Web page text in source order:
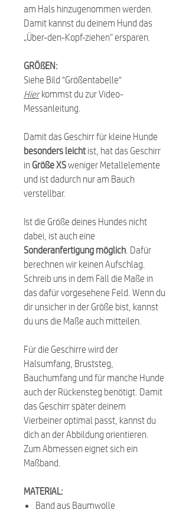
am Hals hinzugenommen werden.
Damit kannst du deinem Hund das
„Über-den-Kopf-ziehen“ ersparen.
GRÖßEN:
Siehe Bild "Größentabelle"
Hierkommst du zur Video-
Messanleitung.
Damit das Geschirr für kleine Hunde
besonders leichtist, hat das Geschirr
in Größe XSweniger Metallelemente
und ist dadurch nur am Bauch
verstellbar.
Ist die Größe deines Hundes nicht
dabei, ist auch eine
Sonderanfertigung möglich . Dafür
berechnen wir keinen Aufschlag.
Schreib uns in dem Fall die Maße in
das dafür vorgesehene Feld. Wenn du
dir unsicher in der Größe bist, kannst
du uns die Maße auch mitteilen.
Für die Geschirre wird der
Halsumfang, Bruststeg,
Bauchumfang und für manche Hunde
auch der Rückensteg benötigt. Damit
das Geschirr später deinem
Vierbeiner optimal passt, kannst du
dich an der Abbildung orientieren.
Zum Abmessen eignet sich ein
Maßband.
MATERIAL:
Band aus Baumwolle